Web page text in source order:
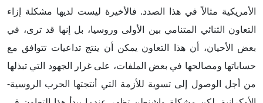
الأمريكية مثالاً في هذا الصدد. فالأخيرة ليست لديها مشكلة إزاء
التعاون الثنائي المتنامي بين الأولى وروسيا، بل إنها قد ترى، في
بعض الأحيان، أن هذا التعاون يمكن أن ينتج تداعيات تتوافق مع
حساباتها ومصالحها في بعض الملفات، على غرار الجهود التي تبذلها
من أجل الوصول إلى تسوية للأزمة التي أنتجتها الحرب الروسية-